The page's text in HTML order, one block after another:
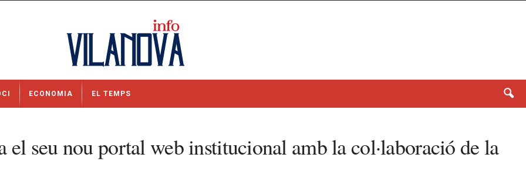
ECONOMIA EL TEMPS
el seu nou portal web institucional amb la col·laboració de la